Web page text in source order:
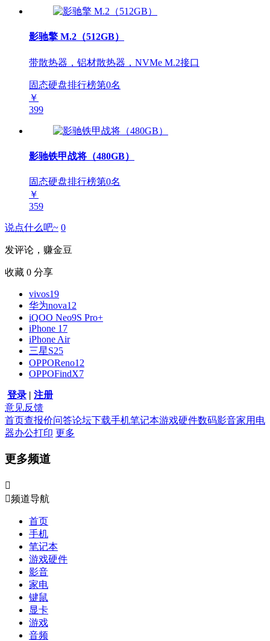
影驰擎 M.2（512GB）
带散热器，铝材散热器，NVMe M.2接口
固态硬盘排行榜第0名
￥
399
影驰铁甲战将（480GB）
固态硬盘排行榜第0名
￥
359
说点什么吧~ 0
发评论，赚金豆
收藏 0 分享
vivos19
华为nova12
iQOO Neo9S Pro+
iPhone 17
iPhone Air
三星S25
OPPOReno12
OPPOFindX7
登录 | 注册
意见反馈
首页查报价问答论坛下载手机笔记本游戏硬件数码影音家用电
器办公打印 更多
更多频道

频道导航
首页
手机
笔记本
游戏硬件
影音
家电
键鼠
显卡
游戏
音频